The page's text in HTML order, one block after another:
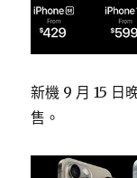
新機 9 月 15 日
售。